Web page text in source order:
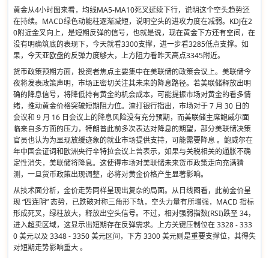
黄金从4小时图来看，均线MA5-MA10死叉延续下行，说明这个空头趋势还
在持续。MACD绿色动能柱逐渐减短，说明空头的进攻力度在减弱。KDJ在2
0附近金叉向上，是短期反弹的信号，也就是说，现在黄金下方还有空间，在
没有明确筑底的表现下，今天就看3300支撑，进一步看3285低点支撑。如
果，今天亚欧盘的反弹力度够大，上方阻力看昨天高点3345附近。
货币政策预期方面，投资者焦点主要集中在美联储的政策会议上。美联储今
夜将发表政策声明，市场正密切关注其未来的降息路径。若美联储释放出明
确的降息信号，将降低持有黄金的机会成本，可能提振市场对黄金的看多情
绪，推动黄金价格突破短期阻力位。渣打银行指出，市场对于 7 月 30 日的
会议和 9 月 16 日会议上的降息风险没有充分预期，而美联储主席鲍威尔面
临来自多方面的压力，特朗普此前多次表达对降息的期望，部分美联储决策
官员也认为为显现放缓迹象的就业市场提供支持，可能需要降息 。鲍威尔在
年中国会证词和欧洲央行辛特拉会议上曾表示，如果与关税相关的通胀不确
定性消失，美联储将降息。这使得市场对美联储未来货币政策走向充满猜
测，一旦货币政策出现调整，必将对黄金价格产生显著影响。
从技术面分析，金价走势同样呈现出复杂的局面。从日线图看，此前金价呈
现 “四连阴” 态势，已跌破对称三角形下轨，空头力量有所增强，MACD 指标
形成死叉，绿柱放大，释放出空头信号。不过，相对强弱指数(RSI)跌至 34，
进入超卖区域，这显示出短期存在反弹需求。上方关键压制位在 3328 - 333
0 美元以及 3348 - 3350 美元区间，下方 3300 美元则是重要支撑位，其得失
对短期走势影响重大 。